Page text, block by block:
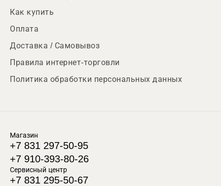
Как купить
Оплата
Доставка / Самовывоз
Правила интернет-торговли
Политика обработки персональных данных
Магазин
+7 831 297-50-95
+7 910-393-80-26
Сервисный центр
+7 831 295-50-67